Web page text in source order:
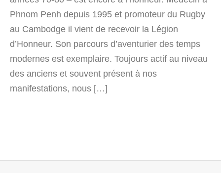
Phnom Penh depuis 1995 et promoteur du Rugby
au Cambodge il vient de recevoir la Légion
d’Honneur. Son parcours d’aventurier des temps
modernes est exemplaire. Toujours actif au niveau
des anciens et souvent présent à nos
manifestations, nous […]